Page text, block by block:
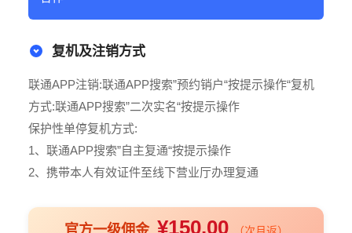
复机及注销方式
联通APP注销:联通APP搜索”预约销户“按提示操作“复机
方式:联通APP搜索”二次实名“按提示操作
保护性单停复机方式:
1、联通APP搜索”自主复通“按提示操作
2、携带本人有效证件至线下营业厅办理复通
官方一级佣金 ¥150.00